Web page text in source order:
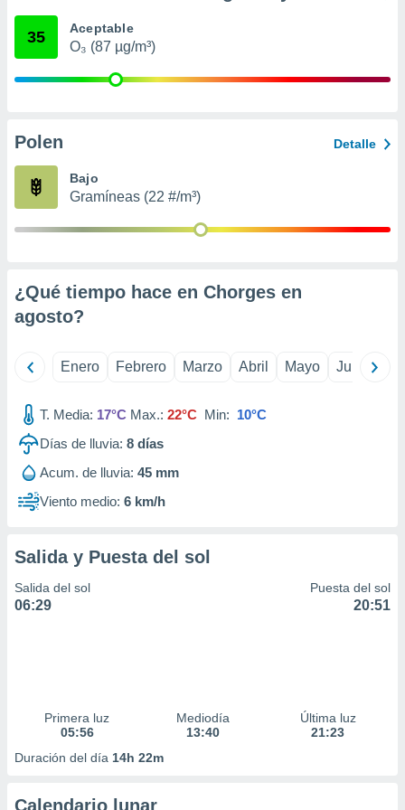
su
u
momento
en
un
datos
perfiles
utilizar
uso de
contenido
medir el
de
35 Aceptable
O₃ (87 µg/m³)
Polen Detalle
Bajo
Gramíneas (22 #/m³)
¿Qué tiempo hace en Chorges en
agosto?
Enero Febrero Marzo Abril Mayo Junio
T. Media: 17°C Max.: 22°C Min: 10°C
Días de lluvia: 8 días
Acum. de lluvia: 45 mm
Viento medio: 6 km/h
Salida y Puesta del sol
Salida del sol
06:29
Puesta del sol
20:51
Primera luz
05:56
Mediodía
13:40
Última luz
21:23
Duración del día 14h 22m
Calendario lunar